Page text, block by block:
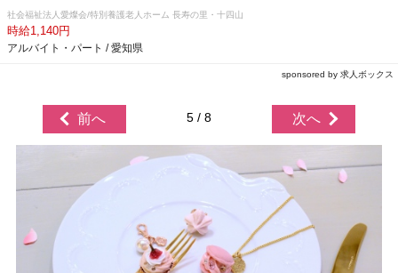
社会福祉法人愛燦会/特別養護老人ホーム 長寿の里・十四山
時給1,140円
アルバイト・パート / 愛知県
sponsored by 求人ボックス
前へ 5 / 8 次へ